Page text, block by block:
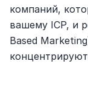
компаний,
вашему ICP, и
Based